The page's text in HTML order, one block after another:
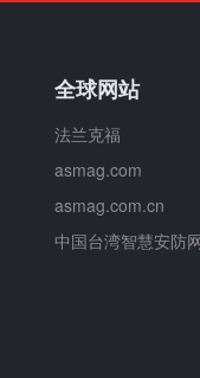
全球网站
法兰克福
asmag.com
asmag.com.cn
中国台湾智慧安防